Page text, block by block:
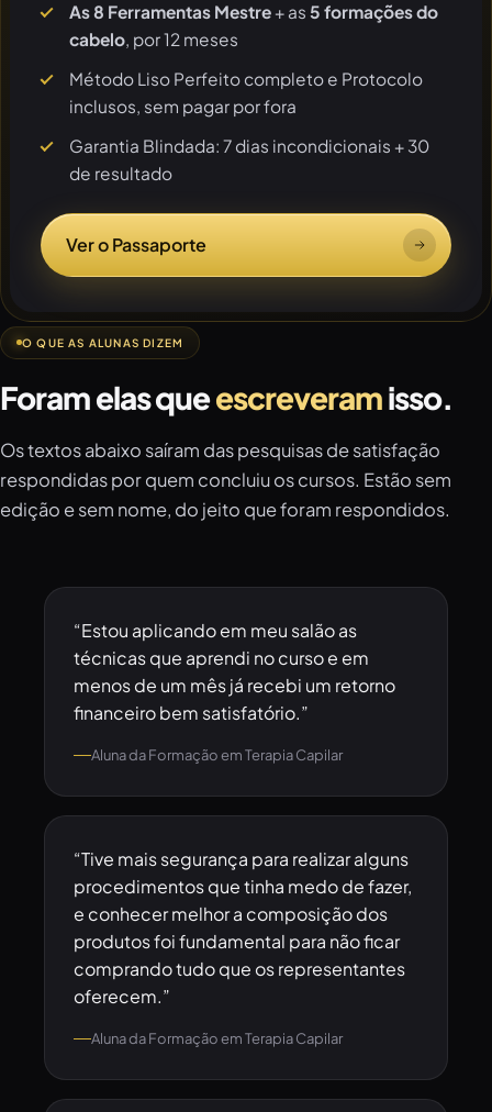
As 8 Ferramentas Mestre + as 5 formações do
cabelo, por 12 meses
Método Liso Perfeito completo e Protocolo
inclusos, sem pagar por fora
Garantia Blindada: 7 dias incondicionais + 30
de resultado
Ver o Passaporte
O QUE AS ALUNAS DIZEM
Foram elas queescreveramisso.
Os textos abaixo saíram das pesquisas de satisfação
respondidas por quem concluiu os cursos. Estão sem
edição e sem nome, do jeito que foram respondidos.
“Estou aplicando em meu salão as
técnicas que aprendi no curso e em
menos de um mês já recebi um retorno
financeiro bem satisfatório.”
Aluna da Formação em Terapia Capilar
“Tive mais segurança para realizar alguns
procedimentos que tinha medo de fazer,
e conhecer melhor a composição dos
produtos foi fundamental para não ficar
comprando tudo que os representantes
oferecem.”
Aluna da Formação em Terapia Capilar